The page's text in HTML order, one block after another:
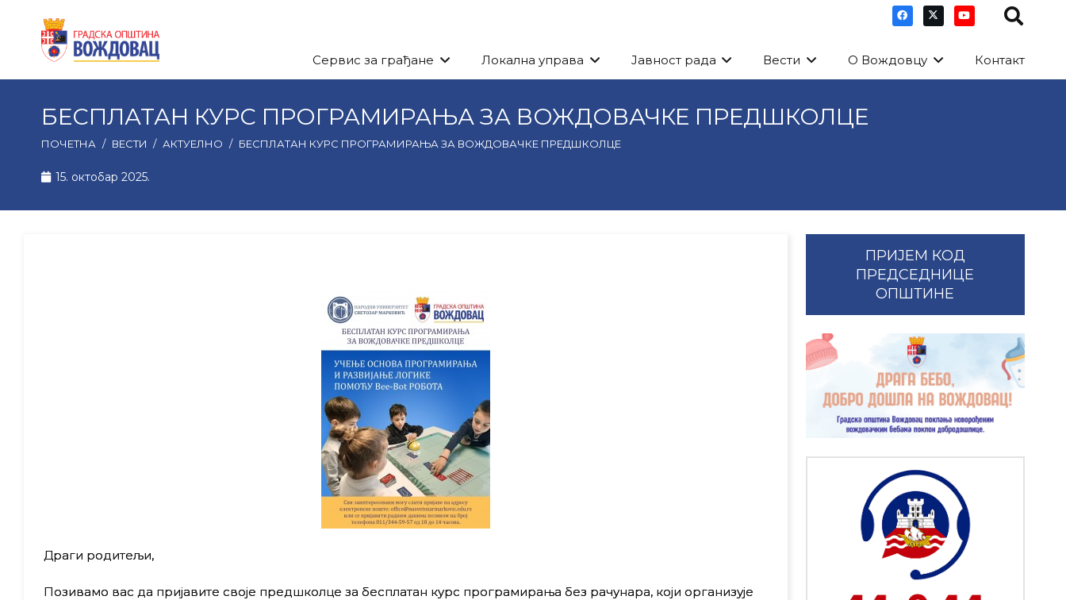
Сервис за грађане Локална управа Јавност рада Вести О Вождовцу Контакт
БЕСПЛАТАН КУРС ПРОГРАМИРАЊА ЗА ВОЖДОВАЧКЕ ПРЕДШКОЛЦЕ
ПОЧЕТНА / ВЕСТИ / АКТУЕЛНО / БЕСПЛАТАН КУРС ПРОГРАМИРАЊА ЗА ВОЖДОВАЧКЕ ПРЕДШКОЛЦЕ
15. октобар 2025.
Драги родитељи,
Позивамо вас да пријавите своје предшколце за бесплатан курс програмирања без рачунара, који организује
ПРИЈЕМ КОД
ПРЕДСЕДНИЦЕ
ОПШТИНЕ